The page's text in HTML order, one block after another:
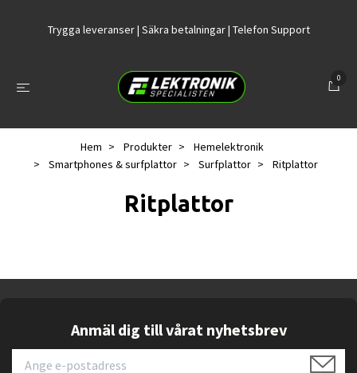
Trygga leveranser | Säkra betalningar | Telefon Support
0
Hem Produkter
Hemelektronik
Smartphones & surfplattor
Surfplattor Ritplattor
Ritplattor
Anmäl dig till vårat nyhetsbrev